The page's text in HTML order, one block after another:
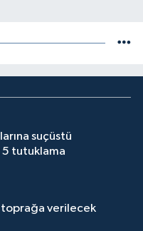
suçüstü
5 tutuklama
verilecek